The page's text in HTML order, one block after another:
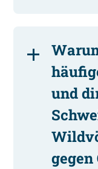
und